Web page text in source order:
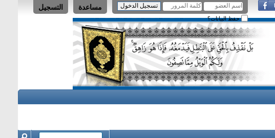
التسجيل مساعدة
حفظ البيانات؟